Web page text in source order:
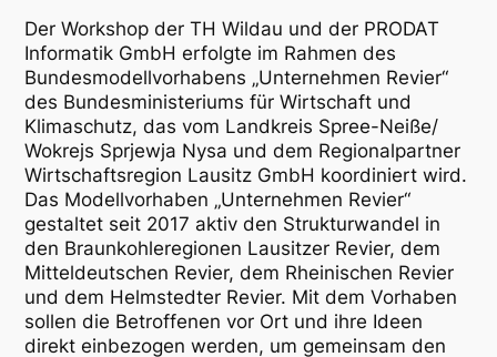
Der Workshop der TH Wildau und der PRODAT
Informatik GmbH erfolgte im Rahmen des
Bundesmodellvorhabens „Unternehmen Revier“
des Bundesministeriums für Wirtschaft und
Klimaschutz, das vom Landkreis Spree-Neiße/
Wokrejs Sprjewja Nysa und dem Regionalpartner
Wirtschaftsregion Lausitz GmbH koordiniert wird.
Das Modellvorhaben „Unternehmen Revier“
gestaltet seit 2017 aktiv den Strukturwandel in
den Braunkohleregionen Lausitzer Revier, dem
Mitteldeutschen Revier, dem Rheinischen Revier
und dem Helmstedter Revier. Mit dem Vorhaben
sollen die Betroffenen vor Ort und ihre Ideen
direkt einbezogen werden, um gemeinsam den